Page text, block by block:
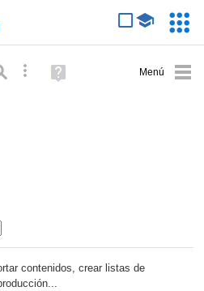
Búsqueda avanzada
Ayuda
(en
contenidos, crear listas de